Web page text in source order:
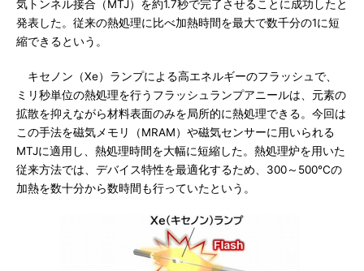
気トンネル接合（MTJ）を約1.7秒で完了させることに成功したと
発表した。従来の熱処理に比べ加熱時間を最大で数千分の1に短
縮できるという。
キセノン（Xe）ランプによる高エネルギーのフラッシュで、
ミリ秒単位の熱処理を行うフラッシュランプアニールは、元素の
拡散を抑えながら材料表面のみを局所的に熱処理できる。今回は
この手法を磁気メモリ（MRAM）や磁気センサーに用いられる
MTJに適用し、熱処理時間を大幅に短縮した。熱処理炉を用いた
従来方法では、デバイス特性を最適化するため、300～500℃の
加熱を数十分から数時間も行っていたという。